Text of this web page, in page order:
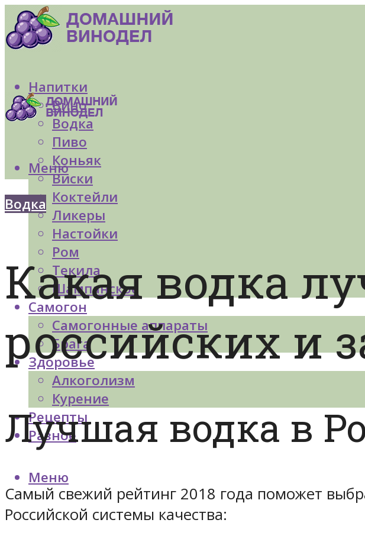
Напитки
Вино
Водка
Пиво
Коньяк
Виски
Коктейли
Ликеры
Настойки
Ром
Текила
Шампанское
Самогон
Самогонные аппараты
Брага
Здоровье
Алкоголизм
Курение
Рецепты
Разное
Меню
Меню
Водка
Какая водка
российских и
Лучшая водка в
Самый свежий рейтинг 2018 года поможет
Российской системы качества: